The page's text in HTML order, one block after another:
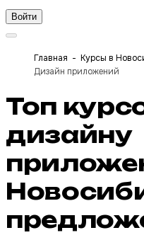
Войти
Главная Курсы в
Дизайн приложений
Топ
дизайну